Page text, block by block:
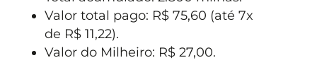
Valor total pago: R$ 75,60 (até 7x
de R$ 11,22).
Valor do Milheiro: R$ 27,00.